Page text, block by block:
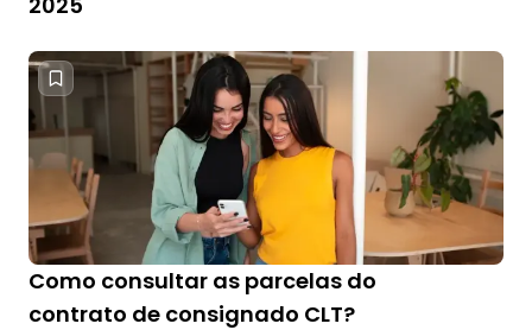
Como consultar as parcelas do
contrato de consignado CLT?